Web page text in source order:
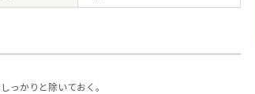
っかりと除いておく。